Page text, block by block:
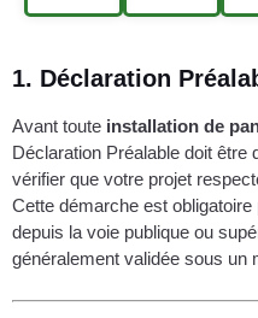
1. Déclaration
Avant toute installation de
Déclaration Préalable doit être
vérifier que votre projet
Cette démarche est
depuis la voie publique ou
généralement validée sous un